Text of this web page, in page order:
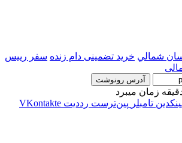
شمالي خرید تضمینی دام زنده سفر رییس
آدرس رونوشت
‫تامبلر ‫پین‌ترست ‫رددیت ‫VKontakte